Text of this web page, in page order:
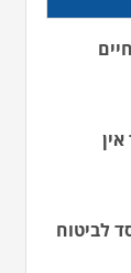
לביטוח